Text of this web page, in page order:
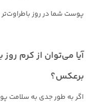
پوست شما در روز
آیا می‌توان از کرم
برعکس؟
اگر به طور جدی به سلامت